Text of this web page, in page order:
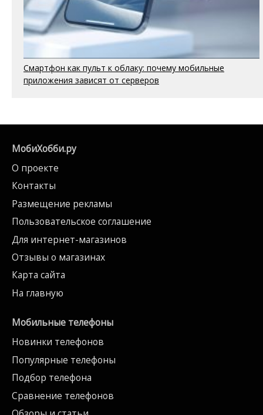
Смартфон как пульт к облаку: почему мобильные
приложения зависят от серверов
МобиХобби.ру
О проекте
Контакты
Размещение рекламы
Пользовательское соглашение
Для интернет-магазинов
Отзывы о магазинах
Карта сайта
На главную
Мобильные телефоны
Новинки телефонов
Популярные телефоны
Подбор телефона
Сравнение телефонов